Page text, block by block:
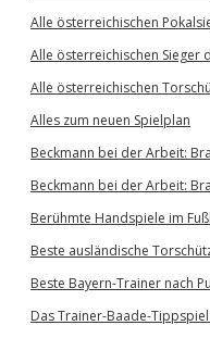
Alle österreichischen
Alle österreichischen Sieger
Alle österreichischen
Alles zum neuen Spielplan
Beckmann bei der Arbeit:
Beckmann bei der Arbeit:
Berühmte Handspiele im
Beste ausländische
Beste Bayern-Trainer nach
Das Trainer-Baade-